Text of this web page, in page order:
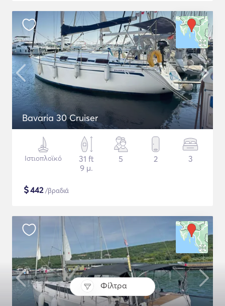
Φίλτρα
Bavaria 30 Cruiser
Ιστιοπλοϊκό
31 ft
9 μ.
5 2 3
$442/βραδιά